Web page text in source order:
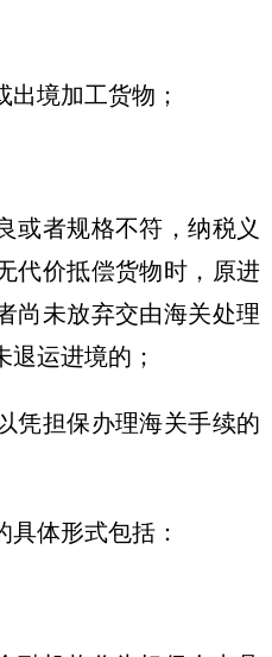
出境加工货物；
或者规格不符，纳税义
代价抵偿货物时，原进
尚未放弃交由海关处理
运进境的；
凭担保办理海关手续的
体形式包括：